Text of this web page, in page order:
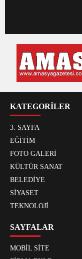
KATEGORİLER
3. SAYFA
EĞİTİM
FOTO GALERİ
KÜLTÜR SANAT
BELEDİYE
SİYASET
TEKNOLOJİ
SAYFALAR
MOBİL SİTE